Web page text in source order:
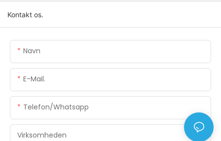
Kontakt os.
Navn
E-Mail.
Telefon/whatsapp
Virksomheden